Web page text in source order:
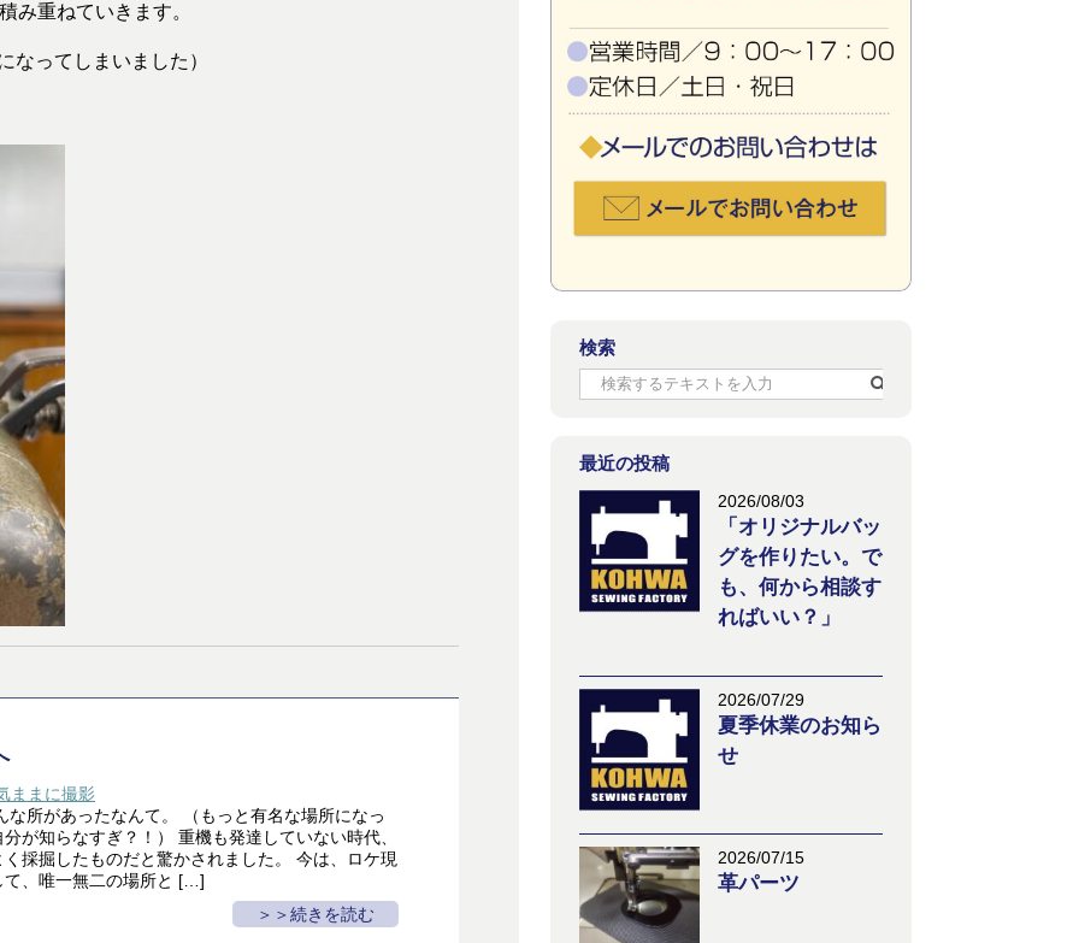
み重ねていきます。
なってしまいました）
ままに撮影
な所があったなんて。 （もっと有名な場所になっ
が知らなすぎ？！） 重機も発達していない時代、
採掘したものだと驚かされました。 今は、ロケ現
て、唯一無二の場所と […]
＞続きを読む
検索
最近の投稿
2026/08/03
「オリジナルバッ
グを作りたい。で
も、何から相談す
ればいい？」
2026/07/29
夏季休業のお知ら
せ
2026/07/15
革パーツ